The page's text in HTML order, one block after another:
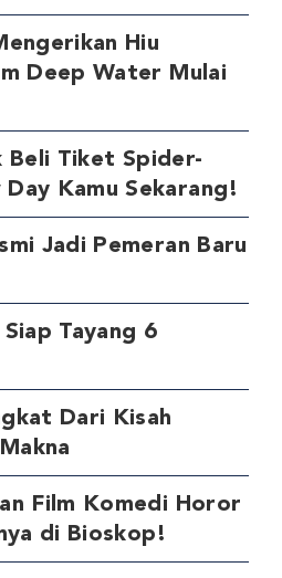
Hiu
Deep Water Mulai
Beli Tiket Spider-
Day Kamu Sekarang!
Jadi Pemeran Baru
Tayang 6
Dari Kisah
Film Komedi Horor
di Bioskop!